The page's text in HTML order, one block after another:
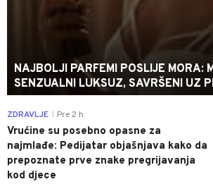
NAJBOLJI PARFEMI POSLIJE MORA:
SENZUALNI LUKSUZ, SAVRŠENI UZ
ZDRAVLJE Pre 2 h
Vrućine su posebno opasne za
najmlađe: Pedijatar objašnjava kako da
prepoznate prve znake pregrijavanja
kod djece